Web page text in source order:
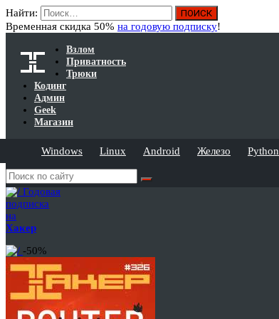
Найти:
Временная скидка 50% на годовую подписку!
Взлом
Приватность
Трюки
Кодинг
Админ
Geek
Магазин
Windows Linux Android Железо Python
Годовая
подписка
на
Хакер
-50%